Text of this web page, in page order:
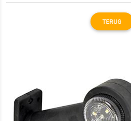
TERUG